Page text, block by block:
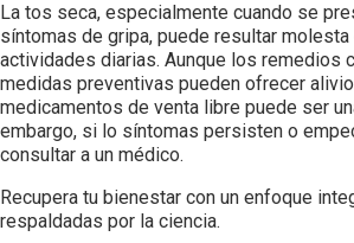
La tos seca, especialmente cuando se
síntomas de gripa, puede resultar
actividades diarias. Aunque los remedios
medidas preventivas pueden ofrecer
medicamentos de venta libre puede ser
embargo, si lo síntomas persisten o
consultar a un médico.
Recupera tu bienestar con un enfoque
respaldadas por la ciencia.